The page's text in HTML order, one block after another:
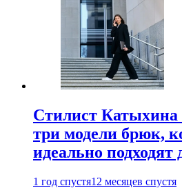
Стилист Катыхина
три модели брюк,
идеально подходят
1 год спустя12 месяцев спустя